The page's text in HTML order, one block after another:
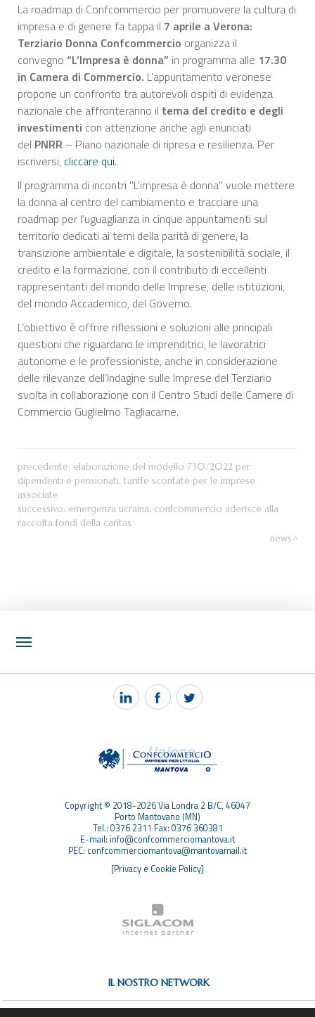
La roadmap di Confcommercio per promuovere la cultura di
impresa e di genere fa tappa il 7 aprile a Verona:
Terziario Donna Confcommercio organizza il
convegno “L’Impresa è donna” in programma alle 17.30
in Camera di Commercio. L'appuntamento veronese
propone un confronto tra autorevoli ospiti di evidenza
nazionale che affronteranno il tema del credito e degli
investimenti con attenzione anche agli enunciati
del PNRR – Piano nazionale di ripresa e resilienza. Per
iscriversi, cliccare qui.
Il programma di incontri "L'impresa è donna" vuole mettere
la donna al centro del cambiamento e tracciare una
roadmap per l’uguaglianza in cinque appuntamenti sul
territorio dedicati ai temi della parità di genere, la
transizione ambientale e digitale, la sostenibilità sociale, il
credito e la formazione, con il contributo di eccellenti
rappresentanti del mondo delle Imprese, delle istituzioni,
del mondo Accademico, del Governo.
L’obiettivo è offrire riflessioni e soluzioni alle principali
questioni che riguardano le imprenditrici, le lavoratrici
autonome e le professioniste, anche in considerazione
delle rilevanze dell’Indagine sulle Imprese del Terziario
svolta in collaborazione con il Centro Studi delle Camere di
Commercio Guglielmo Tagliacarne.
precedente: elaborazione del modello 730/2022 per
dipendenti e pensionati. tariffe scontate per le imprese
associate
successivo: emergenza ucraina, confcommercio aderisce alla
raccolta fondi della caritas
news
NOTIZIE
PEC MANTOVA MAIL
Copyright © 2018-2026 Via Londra 2 B/C, 46047
Porto Mantovano (MN)
Tel.: 0376 2311 Fax: 0376 360381
E-mail: info@confcommerciomantova.it
PEC: confcommerciomantova@mantovamail.it
[Privacy e Cookie Policy]
IL NOSTRO NETWORK